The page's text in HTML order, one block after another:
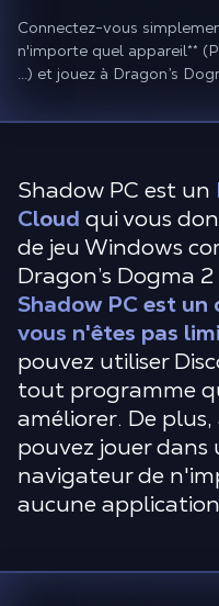
Connectez-vous
n'importe quel appareil**
...) et jouez à Dragon’s
Shadow PC est un
Cloud qui vous
de jeu Windows
Dragon’s Dogma
Shadow PC est
vous n'êtes pas
pouvez utiliser
tout programme
améliorer. De plus,
pouvez jouer
navigateur de
aucune